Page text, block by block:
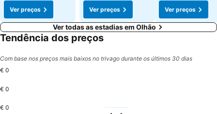
Ver preços
Ver preços
Ver preços
Ver todas as estadias em Olhão
Tendência dos preços
Com base nos preços mais baixos no trivago durante os últimos 30 dias
€ 0
€ 0
€ 0